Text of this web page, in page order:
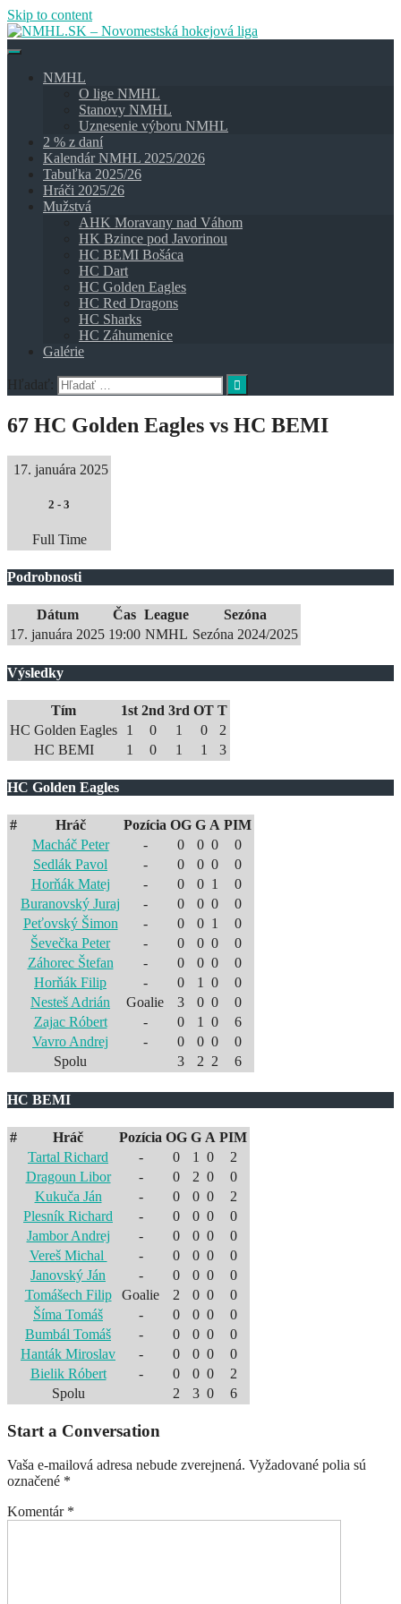
Skip to content
NMHL
O lige NMHL
Stanovy NMHL
Uznesenie výboru NMHL
2 % z daní
Kalendár NMHL 2025/2026
Tabuľka 2025/26
Hráči 2025/26
Mužstvá
AHK Moravany nad Váhom
HK Bzince pod Javorinou
HC BEMI Bošáca
HC Dart
HC Golden Eagles
HC Red Dragons
HC Sharks
HC Záhumenice
Galérie
Hľadať:
67 HC Golden Eagles vs HC BEMI
17. januára 2025
2 - 3
Full Time
Podrobnosti
Dátum Čas League
Sezóna
17. januára 2025 19:00 NMHL Sezóna 2024/2025
Výsledky
Tím 1st 2nd 3rd OT T
HC Golden Eagles
1 0 1 0
2
HC BEMI
1 0 1 1 3
HC Golden Eagles
# Hráč Pozícia OG G A PIM
Macháč Peter
- 0 0 0
0
Sedlák Pavol
- 0 0 0
0
Horňák Matej
- 0 0 1
0
Buranovský Juraj
- 0 0 0
0
Peťovský Šimon
- 0 0 1
0
Ševečka Peter
- 0 0 0
0
Záhorec Štefan
- 0 0 0
0
Horňák Filip
- 0 1 0
0
Nesteš Adrián
Goalie 3 0 0
0
Zajac Róbert
- 0 1 0
6
Vavro Andrej
- 0 0 0
0
Spolu
3 2 2 6
HC BEMI
# Hráč Pozícia OG G A PIM
Tartal Richard
- 0 1 0
2
Dragoun Libor
- 0 2 0
0
Kukuča Ján
- 0 0 0
2
Plesník Richard
- 0 0 0
0
Jambor Andrej
- 0 0 0
0
Vereš Michal
- 0 0 0
0
Janovský Ján
- 0 0 0
0
Tomášech Filip
Goalie 2 0 0
0
Šíma Tomáš
- 0 0 0
0
Bumbál Tomáš
- 0 0 0
0
Hanták Miroslav
- 0 0 0
0
Bielik Róbert
- 0 0 0
2
Spolu
2 3 0 6
Start a Conversation
Vaša e-mailová adresa nebude zverejnená. Vyžadované polia sú
označené *
Komentár *